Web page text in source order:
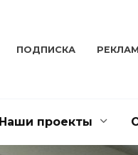
ПОДПИСКА
Наши проекты